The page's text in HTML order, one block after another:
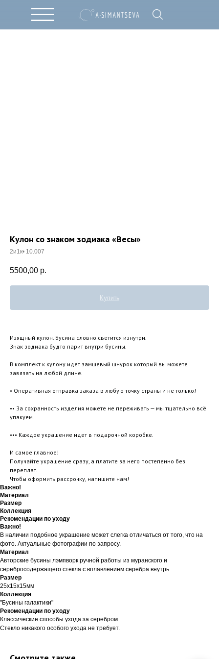
Кулон со знаком зодиака «Весы»
2и1к• 10.007
5500,00 р.
Купить
Изящный кулон. Бусина словно светится изнутри.
Знак зодиака будто парит внутри бусины.
В комплект к кулону идет замшевый шнурок который вы можете
завязать на любой длине.
• Оперативная отправка заказа в любую точку страны и не только!
•• За сохранность изделия можете не переживать — мы тщательно всё
упакуем.
••• Каждое украшение идет в подарочной коробке.
И самое главное!
Получайте украшение сразу, а платите за него постепенно без
переплат.
Чтобы оформить рассрочку, напишите нам!
Важно!
Материал
Размер
Коллекция
Рекомендации по уходу
Важно!
В наличии подобное украшение может слегка отличаться от того, что на
фото. Актуальные фотографии по запросу.
Материал
Авторские бусины лэмпворк ручной работы из муранского и
серебросодержащего стекла с вплавлением серебра внутрь.
Размер
25х15х15мм
Коллекция
"Бусины галактики"
Рекомендации по уходу
Классические способы ухода за серебром.
Стекло никакого особого ухода не требует.